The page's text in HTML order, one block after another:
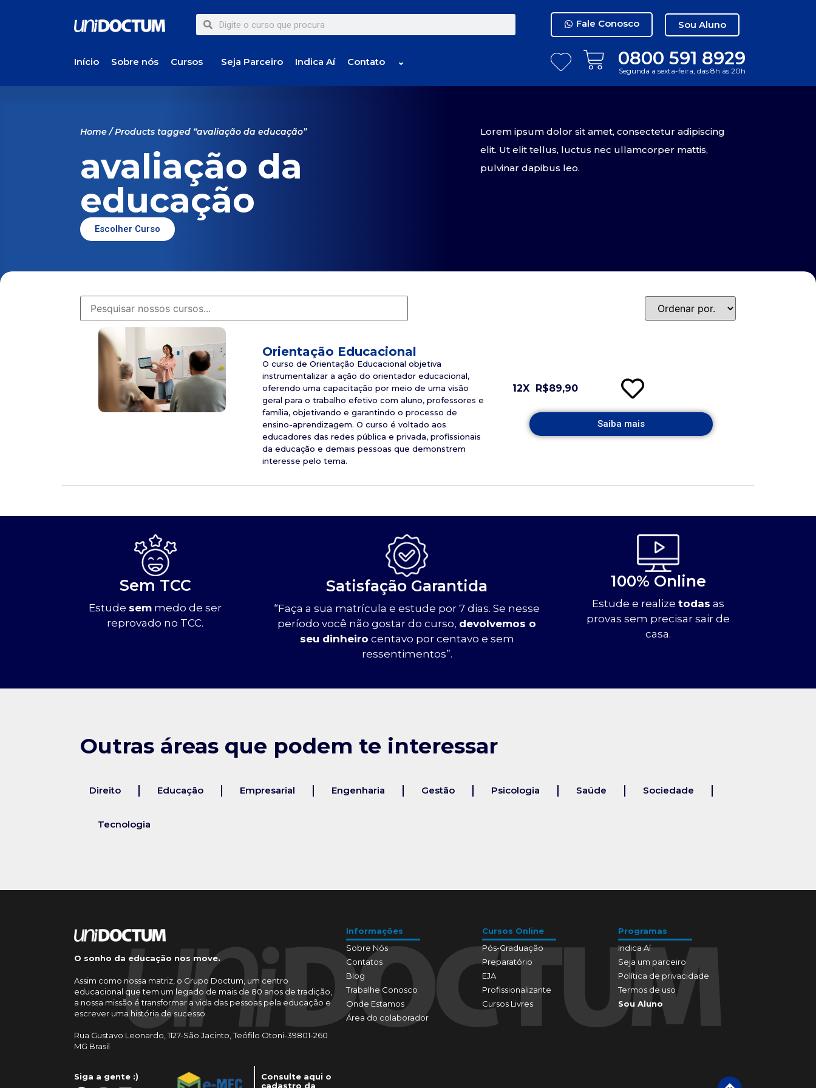
Fale Conosco Sou Aluno
Início Sobre nós Cursos Seja Parceiro Indica Aí Contato ⌄ 0800 591 8929
Segunda a sexta-feira, das 8h às 20h
Home/ Products tagged “avaliação da educação”
avaliação da
educação
Escolher Curso
Lorem ipsum dolor sit amet, consectetur adipiscing
elit. Ut elit tellus, luctus nec ullamcorper mattis,
pulvinar dapibus leo.
Orientação Educacional
O curso de Orientação Educacional objetiva
instrumentalizar a ação do orientador educacional,
oferendo uma capacitação por meio de uma visão
geral para o trabalho efetivo com aluno, professores e
família, objetivando e garantindo o processo de
ensino-aprendizagem. O curso é voltado aos
educadores das redes pública e privada, profissionais
da educação e demais pessoas que demonstrem
interesse pelo tema.
12X R$89,90
Saiba mais
Sem TCC
Estude sem medo de ser
reprovado no TCC.
Satisfação Garantida
“Faça a sua matrícula e estude por 7 dias. Se nesse
período você não gostar do curso, devolvemos o
seu dinheiro centavo por centavo e sem
ressentimentos”.
100% Online
Estude e realizetodas as
provas sem precisar sair de
casa.
Outras áreas que podem te interessar
Direito Educação Empresarial Engenharia Gestão Psicologia Saúde Sociedade
Tecnologia
O sonho da educação nos move.
Assim como nossa matriz, o Grupo Doctum, um centro
educacional que tem um legado de mais de 80 anos de tradição,
a nossa missão é transformar a vida das pessoas pela educação e
escrever uma história de sucesso.
Rua Gustavo Leonardo, 1127-São Jacinto, Teófilo Otoni-39801-260
MG Brasil
Informações
Sobre Nós
Contatos
Blog
Trabalhe Conosco
Onde Estamos
Área do colaborador
Cursos Online
Pós-Graduação
Preparatório
EJA
Profissionalizante
Cursos Livres
Programas
Indica Aí
Seja um parceiro
Política de privacidade
Termos de uso
Sou Aluno
Siga a gente :)
Consulte aqui o
cadastro da